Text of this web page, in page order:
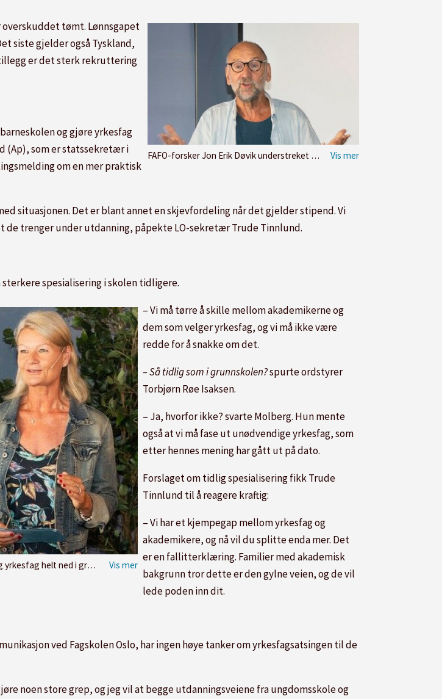
FAFO-forsker Jon Erik Døvik understreket at de i tiden framover ikke blir så enkelt å hente arbeidskraft i Europa.
overskuddet tømt. Lønnsgapet
siste gjelder også Tyskland,
tillegg er det sterk rekruttering
og gjøre yrkesfag
(Ap), som er statssekretær i
om en mer praktisk
situasjonen. Det er blant annet en skjevfordeling når det gjelder stipend. Vi
trenger under utdanning, påpekte LO-sekretær Trude Tinnlund.
spesialisering i skolen tidligere.
i yrkesfag som går helt til topps.
– Vi må tørre å skille mellom akademikerne og
dem som velger yrkesfag, og vi må ikke være
redde for å snakke om det.
– Så tidlig som i grunnskolen?spurte ordstyrer
Torbjørn Røe Isaksen.
– Ja, hvorfor ikke? svarte Molberg. Hun mente
også at vi må fase ut unødvendige yrkesfag, som
etter hennes mening har gått ut på dato.
Forslaget om tidlig spesialisering fikk Trude
Tinnlund til å reagere kraftig:
– Vi har et kjempegap mellom yrkesfag og
akademikere, og nå vil du splitte enda mer. Det
er en fallitterklæring. Familier med akademisk
bakgrunn tror dette er den gylne veien, og de vil
lede poden inn dit.
ved Fagskolen Oslo, har ingen høye tanker om yrkesfagsatsingen til de
noen store grep, og jeg vil at begge utdanningsveiene fra ungdomsskole og